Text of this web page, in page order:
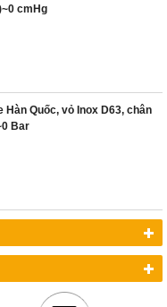
cmHg
Hàn Quốc, vỏ Inox D63, chân
Bar